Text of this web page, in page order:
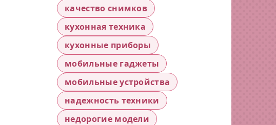
качество снимков
кухонная техника
кухонные приборы
мобильные гаджеты
мобильные устройства
надежность техники
недорогие модели